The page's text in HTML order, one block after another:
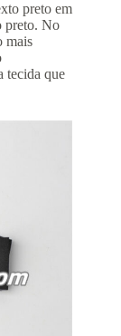
preto em
preto. No
mais
tecida que